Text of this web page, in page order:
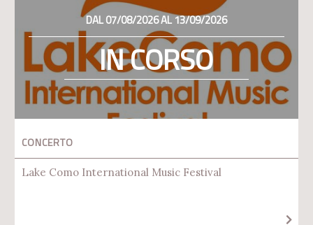
DAL 07/08/2026 AL 13/09/2026
IN CORSO
CONCERTO
Lake Como International Music Festival